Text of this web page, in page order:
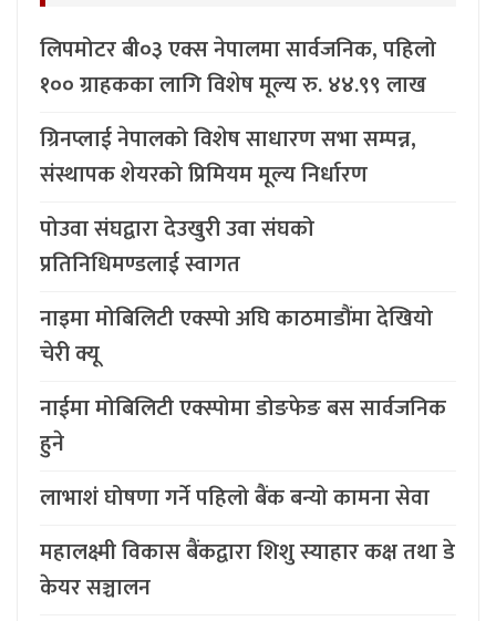
लिपमोटर बी०३ एक्स नेपालमा सार्वजनिक, पहिलो
१०० ग्राहकका लागि विशेष मूल्य रु. ४४.९९ लाख
ग्रिनप्लाई नेपालको विशेष साधारण सभा सम्पन्न,
संस्थापक शेयरको प्रिमियम मूल्य निर्धारण
पोउवा संघद्वारा देउखुरी उवा संघको
प्रतिनिधिमण्डलाई स्वागत
नाइमा मोबिलिटी एक्स्पो अघि काठमाडौंमा देखियो
चेरी क्यू
नाईमा मोबिलिटी एक्स्पोमा डोङफेङ बस सार्वजनिक
हुने
लाभाशं घोषणा गर्ने पहिलो बैंक बन्यो कामना सेवा
महालक्ष्मी विकास बैंकद्वारा शिशु स्याहार कक्ष तथा डे
केयर सञ्चालन